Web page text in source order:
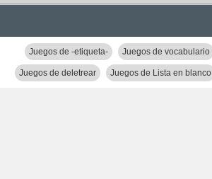
Juegos de -etiqueta- Juegos de vocabulario
Juegos de deletrear Juegos de Lista en blanco